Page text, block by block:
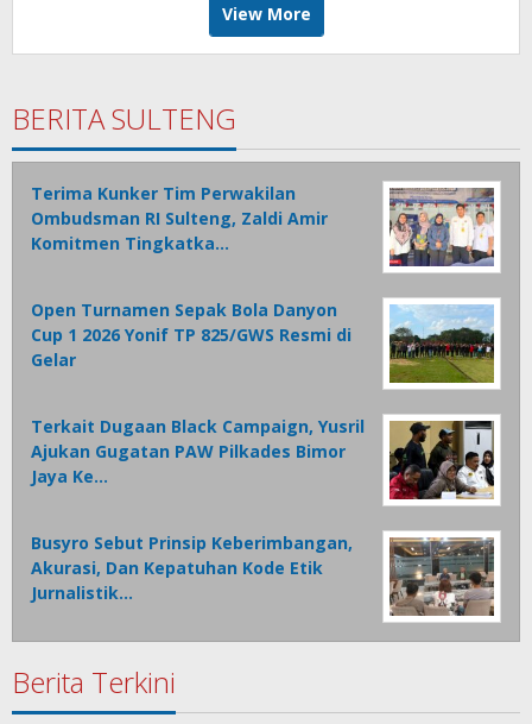
View More
BERITA SULTENG
Terima Kunker Tim Perwakilan
Ombudsman RI Sulteng, Zaldi Amir
Komitmen Tingkatka…
Open Turnamen Sepak Bola Danyon
Cup 1 2026 Yonif TP 825/GWS Resmi di
Gelar
Terkait Dugaan Black Campaign, Yusril
Ajukan Gugatan PAW Pilkades Bimor
Jaya Ke…
Busyro Sebut Prinsip Keberimbangan,
Akurasi, Dan Kepatuhan Kode Etik
Jurnalistik…
Berita Terkini